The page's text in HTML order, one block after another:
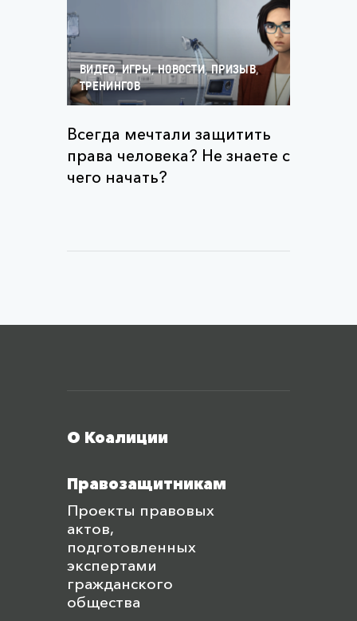
ВИДЕО,ИГРЫ,НОВОСТИ,ПРИЗЫВ,
ТРЕНИНГОВ
Всегда мечтали защитить
права человека? Не знаете с
чего начать?
О Коалиции
Правозащитникам
Проекты правовых
актов,
подготовленных
экспертами
гражданского
общества